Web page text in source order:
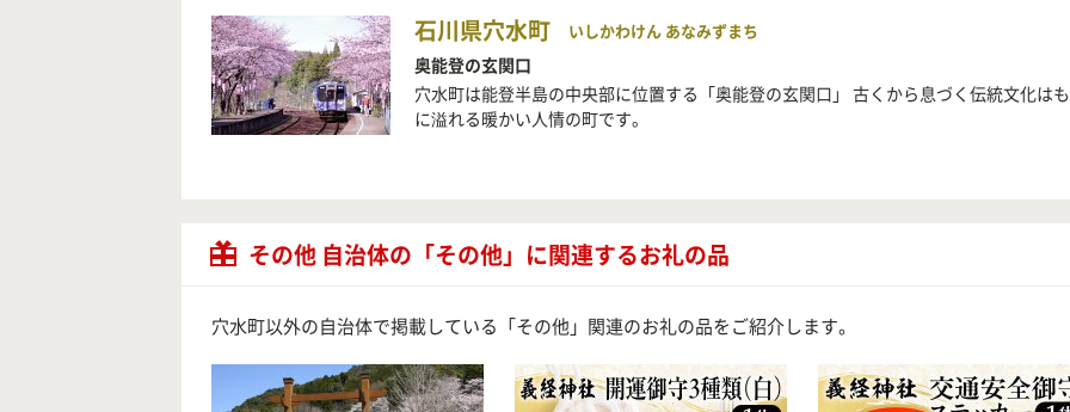
石川県穴水町 いしかわけん あなみずまち
奥能登の玄関口
穴水町は能登半島の中央部に位置する「奥能登の玄関口」 古くから息づく伝統文化は
に溢れる暖かい人情の町です。
その他 自治体の「その他」に関連するお礼の品
穴水町以外の自治体で掲載している「その他」関連のお礼の品をご紹介します。